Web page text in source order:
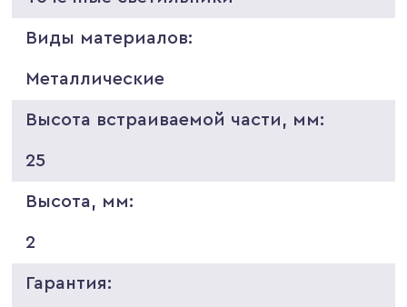
Виды материалов:
Металлические
Высота встраиваемой части, мм:
25
Высота, мм:
2
Гарантия: